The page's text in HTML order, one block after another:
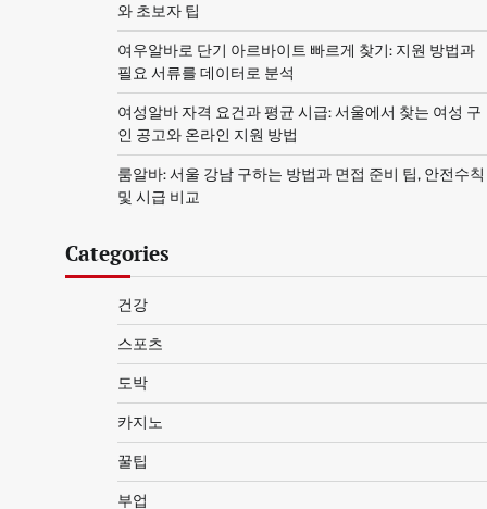
와 초보자 팁
여우알바로 단기 아르바이트 빠르게 찾기: 지원 방법과
필요 서류를 데이터로 분석
여성알바 자격 요건과 평균 시급: 서울에서 찾는 여성 구
인 공고와 온라인 지원 방법
룸알바: 서울 강남 구하는 방법과 면접 준비 팁, 안전수칙
및 시급 비교
Categories
건강
스포츠
도박
카지노
꿀팁
부업